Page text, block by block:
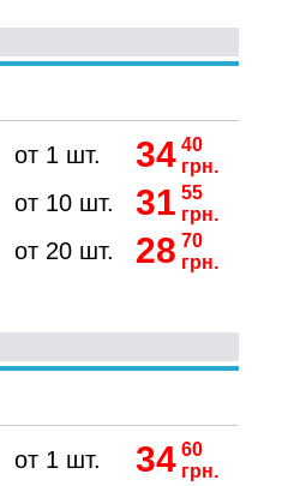
от 1 шт. 34 40
грн.
от 10 шт. 31 55
грн.
от 20 шт. 28 70
грн.
от 1 шт. 34 60
грн.